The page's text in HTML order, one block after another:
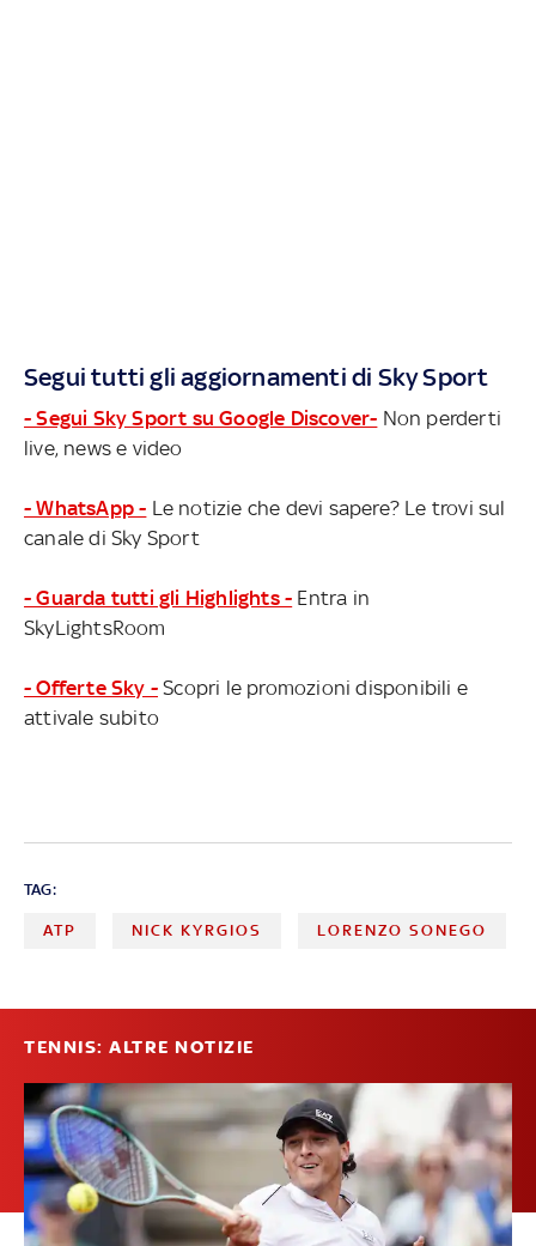
Segui tutti gli aggiornamenti di Sky Sport
- Segui Sky Sport su Google Discover- Non perderti
live, news e video
- WhatsApp - Le notizie che devi sapere? Le trovi sul
canale di Sky Sport
- Guarda tutti gli Highlights - Entra in
SkyLightsRoom
- Offerte Sky - Scopri le promozioni disponibili e
attivale subito
TAG:
ATP NICK KYRGIOS LORENZO SONEGO
TENNIS: ALTRE NOTIZIE